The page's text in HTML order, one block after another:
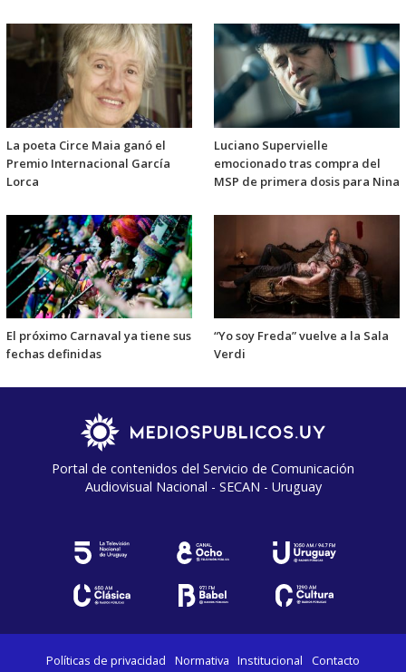
La poeta Circe Maia ganó el
Premio Internacional García
Lorca
Luciano Supervielle
emocionado tras compra del
MSP de primera dosis para Nina
El próximo Carnaval ya tiene sus
fechas definidas
“Yo soy Freda” vuelve a la Sala
Verdi
Portal de contenidos del Servicio de Comunicación
Audiovisual Nacional - SECAN - Uruguay
Políticas de privacidad Normativa Institucional Contacto